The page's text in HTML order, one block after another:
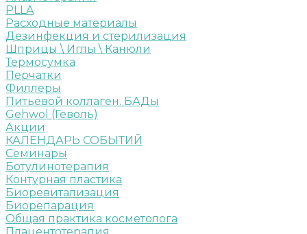
PLLA
Расходные материалы
Дезинфекция и стерилизация
Шприцы \ Иглы \ Канюли
Термосумка
Перчатки
Филлеры
Питьевой коллаген. БАДы
Gehwol (Геволь)
Акции
КАЛЕНДАРЬ СОБЫТИЙ
Семинары
Ботулинотерапия
Контурная пластика
Биоревитализация
Биорепарация
Общая практика косметолога